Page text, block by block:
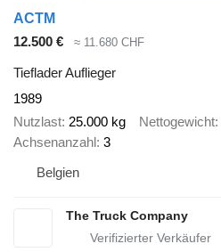
ACTM
12.500 €
≈ 11.680 CHF
Tieflader Auflieger
1989
Nutzlast 25.000 kg Nettogewicht
Achsenanzahl 3
Belgien
The Truck Company